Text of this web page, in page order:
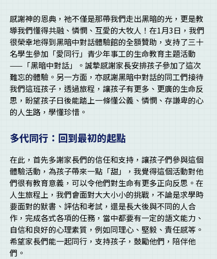
感謝神的恩典，祂不僅是那帶我們走出黑暗的光，更是教
導我們懂得共融、憐憫、互愛的大牧人！在1月3日，我們
很榮幸地得到黑暗中對話體驗館的全額贊助，支持了三十
名學生參加「愛同行」青少年事工的生命教育主題活動
——「黑暗中對話」。誠摯感謝家長安排孩子參加了這次
難忘的體驗。另一方面，亦感謝黑暗中對話的同工們接待
我們這班孩子，透過旅程，讓孩子有更多、更廣的生命反
思，盼望孩子日後能踏上一條懂公義、憐憫、存謙卑的心
的人生路，學懂珍惜。
多代同行：回到最初的起點
在此，首先多謝家長們的信任和支持，讓孩子們參與這個
體驗活動，為孩子帶來一點「甜」，我覺得這個活動對他
們很有教育意義，可以令他們對生命有更多正向反思。在
人生旅程上，我們會面對大大小小的挑戰，不論是求學時
要面對的默書、評估和考試，還是長大後與不同的人合
作，完成各式各項的任務，當中都要有一定的語文能力、
自信和良好的心理素質，例如同理心、堅毅、責任感等。
希望家長們能一起同行，支持孩子，鼓勵他們，陪伴他
們。